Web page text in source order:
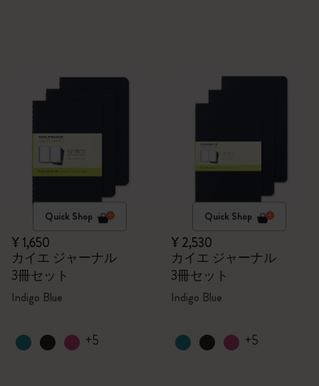
Quick Shop
¥ 1,650
カイエ ジャーナル
3冊セット
Indigo Blue
+5
Quick Shop
¥ 2,530
カイエ ジャーナル
3冊セット
Indigo Blue
+5